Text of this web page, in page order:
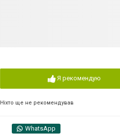
Я рекомендую
Ніхто ще не рекомендував
WhatsApp